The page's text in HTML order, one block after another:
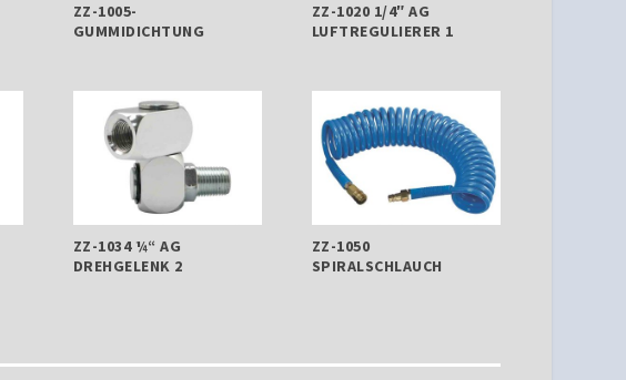
ZZ-1005-
GUMMIDICHTUNG
ZZ-1020 1/4″ AG
LUFTREGULIERER 1
ZZ-1034 ¼“ AG
DREHGELENK 2
ZZ-1050
SPIRALSCHLAUCH